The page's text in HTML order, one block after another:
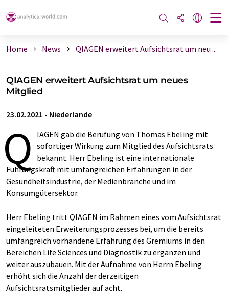
Home News QIAGEN erweitert Aufsichtsrat um neu ...
QIAGEN erweitert Aufsichtsrat um neues
Mitglied
23.02.2021 - Niederlande
Q
IAGEN gab die Berufung von Thomas Ebeling mit
sofortiger Wirkung zum Mitglied des Aufsichtsrats
bekannt. Herr Ebeling ist eine internationale
Führungskraft mit umfangreichen Erfahrungen in der
Gesundheitsindustrie, der Medienbranche und im
Konsumgütersektor.
Herr Ebeling tritt QIAGEN im Rahmen eines vom Aufsichtsrat
eingeleiteten Erweiterungsprozesses bei, um die bereits
umfangreich vorhandene Erfahrung des Gremiums in den
Bereichen Life Sciences und Diagnostik zu ergänzen und
weiter auszubauen. Mit der Aufnahme von Herrn Ebeling
erhöht sich die Anzahl der derzeitigen
Aufsichtsratsmitglieder auf acht.